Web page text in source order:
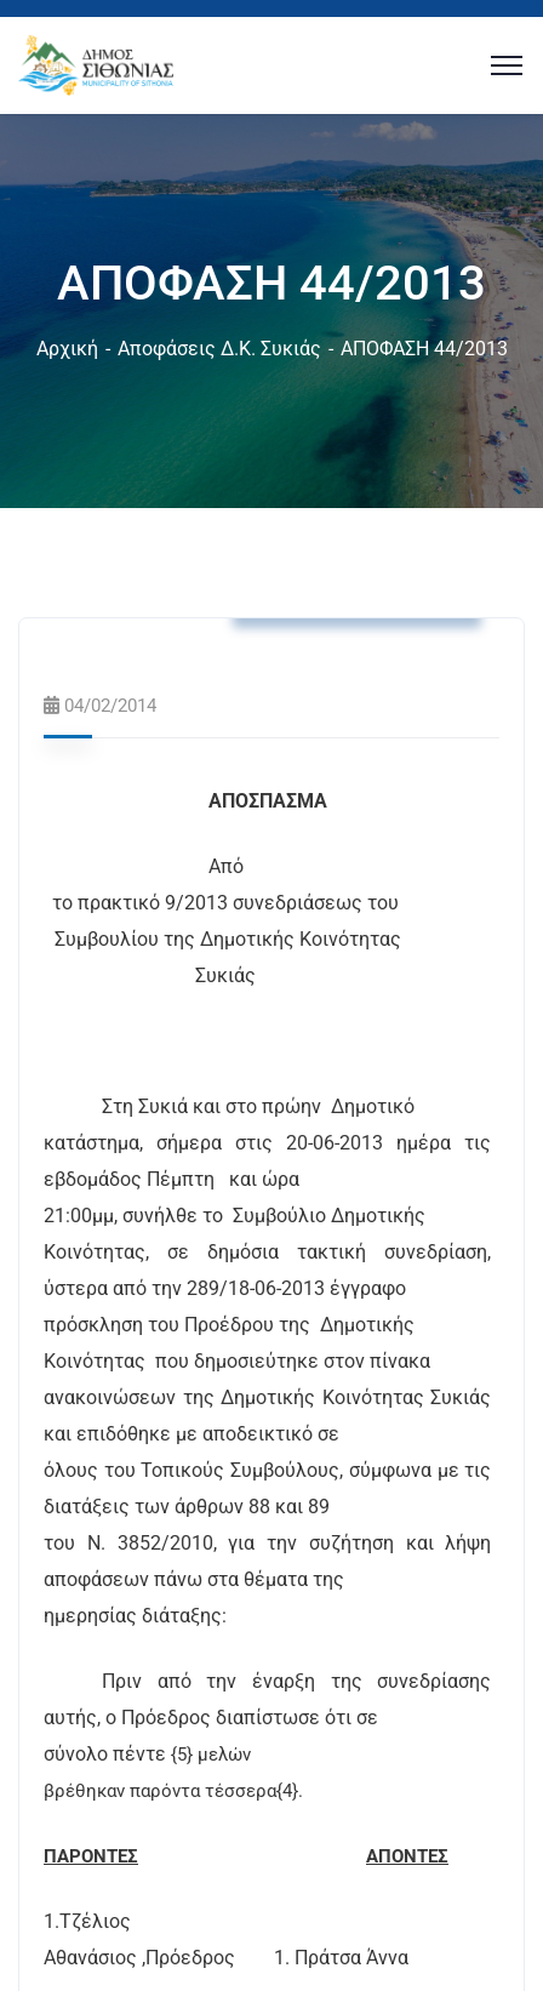
ΑΠΟΦΑΣΗ 44/2013
Αρχική Αποφάσεις Δ.Κ. Συκιάς ΑΠΟΦΑΣΗ 44/2013
04/02/2014
ΑΠΟΣΠΑΣΜΑ
Από
το πρακτικό 9/2013 συνεδριάσεως του
Συμβουλίου της Δημοτικής Κοινότητας
Συκιάς
Στη Συκιά και στο πρώην Δημοτικό
κατάστημα, σήμερα στις 20-06-2013 ημέρα τις
εβδομάδος Πέμπτη
και ώρα
21:00μμ, συνήλθε το Συμβούλιο Δημοτικής
Κοινότητας, σε δημόσια τακτική συνεδρίαση,
ύστερα από την 289/18-06-2013 έγγραφο
πρόσκληση του Προέδρου της Δημοτικής
Κοινότητας που δημοσιεύτηκε στον πίνακα
ανακοινώσεων της Δημοτικής Κοινότητας Συκιάς
και επιδόθηκε με αποδεικτικό σε
όλους του Τοπικούς Συμβούλους, σύμφωνα με τις
διατάξεις των άρθρων 88 και 89
του Ν. 3852/2010, για την συζήτηση και λήψη
αποφάσεων πάνω στα θέματα της
ημερησίας διάταξης:
Πριν από την έναρξη της συνεδρίασης
αυτής, ο Πρόεδρος διαπίστωσε ότι σε
σύνολο πέντε {5} μελών
βρέθηκαν παρόντα τέσσερα{4}.
ΠΑΡΟΝΤΕΣ ΑΠΟΝΤΕΣ
1.Τζέλιος
Αθανάσιος ,Πρόεδρος
1. Πράτσα Άννα